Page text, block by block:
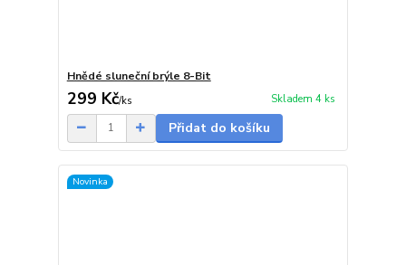
Hnědé sluneční brýle 8-Bit
299 Kč/ks Skladem 4 ks
Přidat do košíku
Novinka